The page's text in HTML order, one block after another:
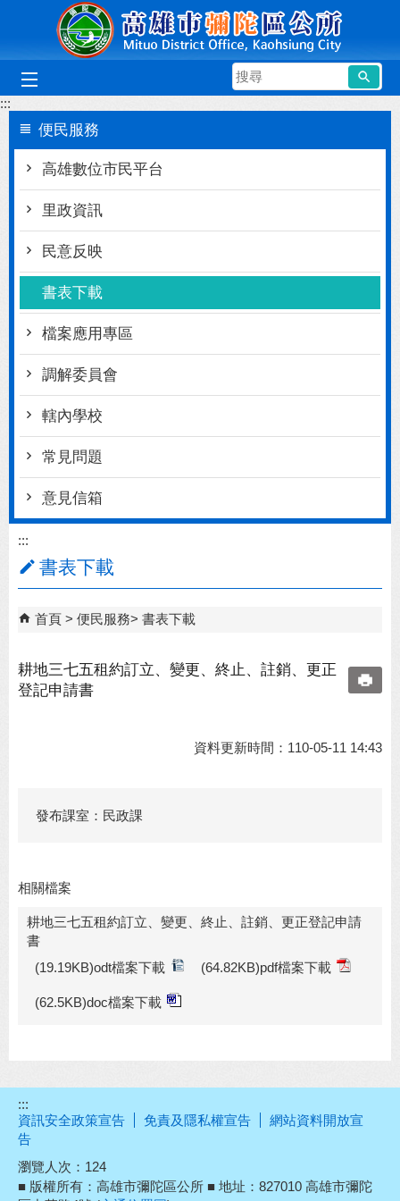
跳到主要內容區塊
搜
尋
:::
便民服務
高雄數位市民平台
里政資訊
民意反映
書表下載
檔案應用專區
調解委員會
轄內學校
常見問題
意見信箱
:::
書表下載
首頁 便民服務 書表下載
耕地三七五租約訂立、變更、終止、註銷、更正
登記申請書
資料更新時間：110-05-11 14:43
發布課室：民政課
相關檔案
耕地三七五租約訂立、變更、終止、註銷、更正登記申請
書
(19.19KB)odt檔案下載
(64.82KB)pdf檔案下載
(62.5KB)doc檔案下載
:::
資訊安全政策宣告
免責及隱私權宣告
網站資料開放宣
告
瀏覽人次： 124
■ 版權所有：高雄市彌陀區公所 ■ 地址：827010 高雄市彌陀